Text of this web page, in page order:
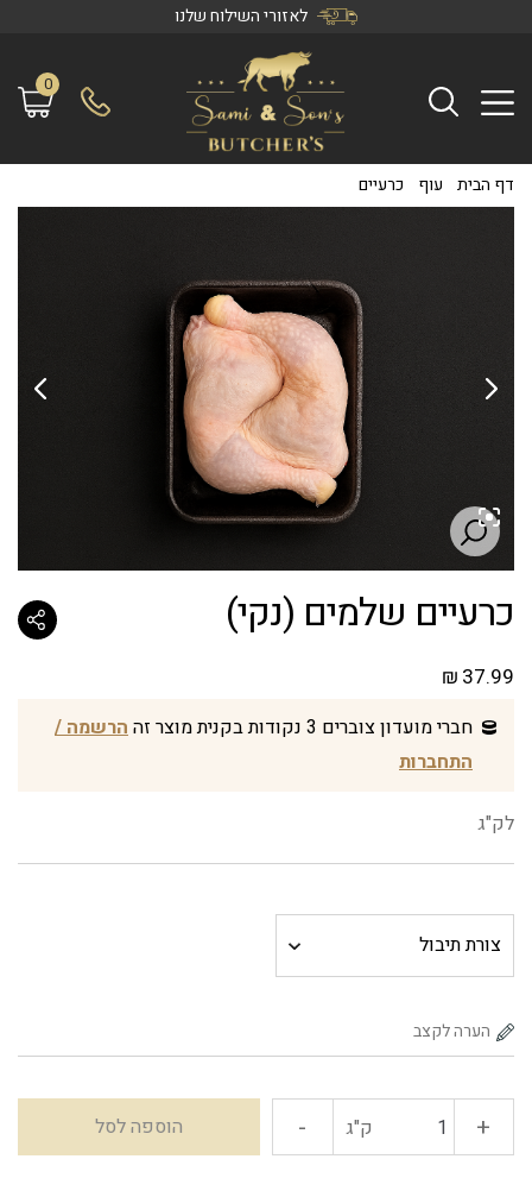
לאזורי השילוח שלנו
0
דף הבית עוף כרעיים
כרעיים שלמים (נקי)
₪ 37.99
חברי מועדון צוברים 3 נקודות בקנית מוצר זה
הרשמה /
התחברות
לק"ג
+ כמות ק"ג - הוספה לסל